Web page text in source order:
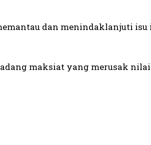
dan menindaklanjuti isu
maksiat yang merusak